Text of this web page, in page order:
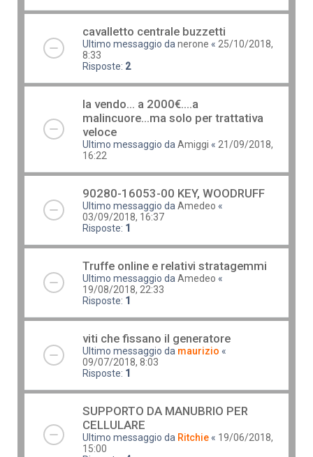
cavalletto centrale buzzetti
Ultimo messaggio da nerone « 25/10/2018,
8:33
Risposte: 2
la vendo... a 2000€....a
malincuore...ma solo per trattativa
veloce
Ultimo messaggio da Amiggi « 21/09/2018,
16:22
90280-16053-00 KEY, WOODRUFF
Ultimo messaggio da Amedeo «
03/09/2018, 16:37
Risposte: 1
Truffe online e relativi stratagemmi
Ultimo messaggio da Amedeo «
19/08/2018, 22:33
Risposte: 1
viti che fissano il generatore
Ultimo messaggio da maurizio «
09/07/2018, 8:03
Risposte: 1
SUPPORTO DA MANUBRIO PER
CELLULARE
Ultimo messaggio da Ritchie « 19/06/2018,
15:00